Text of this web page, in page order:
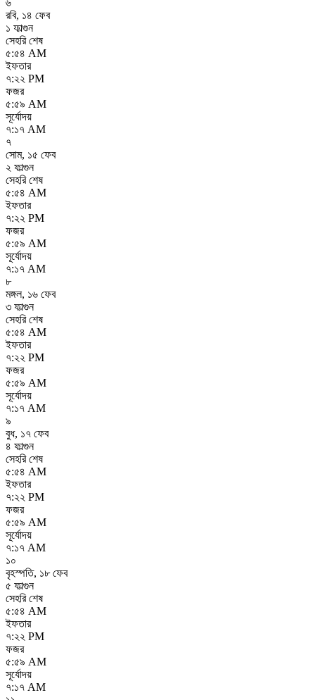
রবি, ১৪ ফেব
১ ফাল্গুন
সেহরি শেষ
৫:৫৪ AM
ইফতার
৭:২২ PM
ফজর
৫:৫৯ AM
সূর্যোদয়
৭:১৭ AM
৭
সোম, ১৫ ফেব
২ ফাল্গুন
সেহরি শেষ
৫:৫৪ AM
ইফতার
৭:২২ PM
ফজর
৫:৫৯ AM
সূর্যোদয়
৭:১৭ AM
৮
মঙ্গল, ১৬ ফেব
৩ ফাল্গুন
সেহরি শেষ
৫:৫৪ AM
ইফতার
৭:২২ PM
ফজর
৫:৫৯ AM
সূর্যোদয়
৭:১৭ AM
৯
বুধ, ১৭ ফেব
৪ ফাল্গুন
সেহরি শেষ
৫:৫৪ AM
ইফতার
৭:২২ PM
ফজর
৫:৫৯ AM
সূর্যোদয়
৭:১৭ AM
১০
বৃহস্পতি, ১৮ ফেব
৫ ফাল্গুন
সেহরি শেষ
৫:৫৪ AM
ইফতার
৭:২২ PM
ফজর
৫:৫৯ AM
সূর্যোদয়
৭:১৭ AM